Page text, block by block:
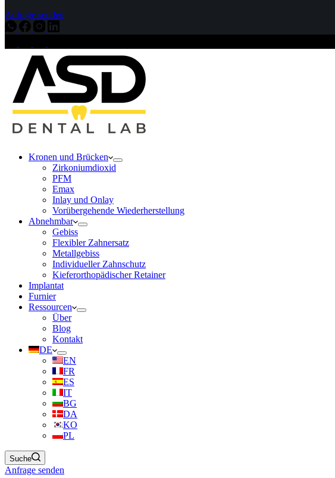
Anfrage senden
Kronen und Brücken
Zirkoniumdioxid
PFM
Emax
Inlay und Onlay
Vorübergehende Wiederherstellung
Abnehmbar
Gebiss
Flexibler Zahnersatz
Metallgebiss
Individueller Zahnschutz
Kieferorthopädischer Retainer
Implantat
Furnier
Ressourcen
Über
Blog
Kontakt
DE
EN
FR
ES
IT
BG
DA
KO
PL
Suche
Anfrage senden